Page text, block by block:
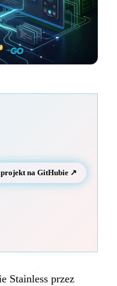
na GitHubie ↗
Stainless przez